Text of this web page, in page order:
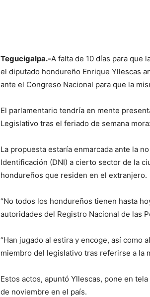
Tegucigalpa.-A falta de 10 días para que
el diputado hondureño Enrique Yllescas
ante el Congreso Nacional para que la
El parlamentario tendría en mente
Legislativo tras el feriado de semana
La propuesta estaría enmarcada ante la
Identificación (DNI) a cierto sector de la
hondureños que residen en el extranjero.
“No todos los hondureños tienen hasta
autoridades del Registro Nacional de las
“Han jugado al estira y encoge, así como
miembro del legislativo tras referirse a la
Estos actos, apuntó Yllescas, pone en
de noviembre en el país.